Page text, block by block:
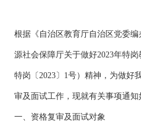
根据《自治区教育厅自治区党委
源社会保障厅关于做好2023年特
特岗〔2023〕1号）精神，为做好
审及面试工作，现就有关事项通知
一、资格复审及面试对象